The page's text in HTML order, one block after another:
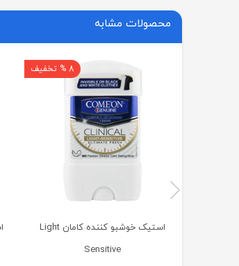
محصولات مشابه
8 % تخفیف
استیک خوشبو کننده کامان Light
Sensitive